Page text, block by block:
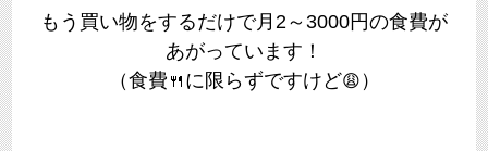
もう買い物をするだけで月2～3000円の食費が
あがっています！
（食費 🍴 に限らずですけど😩 ）